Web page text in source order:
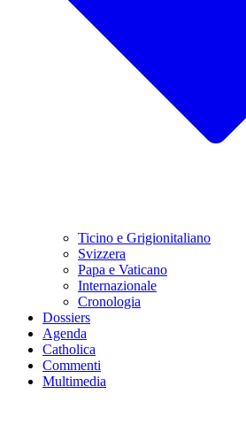
Ticino e Grigionitaliano
Svizzera
Papa e Vaticano
Internazionale
Cronologia
Dossiers
Agenda
Catholica
Commenti
Multimedia